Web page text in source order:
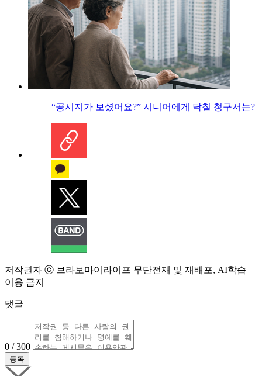
“공시지가 보셨어요?” 시니어에게 닥칠 청구서는?
저작권자 ⓒ 브라보마이라이프 무단전재 및 재배포, AI학습
이용 금지
댓글
0 / 300